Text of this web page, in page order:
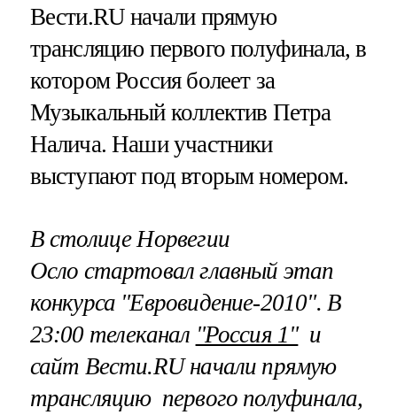
Вести.RU начали прямую
трансляцию первого полуфинала, в
котором Россия болеет за
Музыкальный коллектив Петра
Налича. Наши участники
выступают под вторым номером.
В столице Норвегии
Осло стартовал главный этап
конкурса "Евровидение-2010". В
23:00 телеканал "Россия 1"и
сайт Вести.RU начали прямую
трансляцию первого полуфинала,